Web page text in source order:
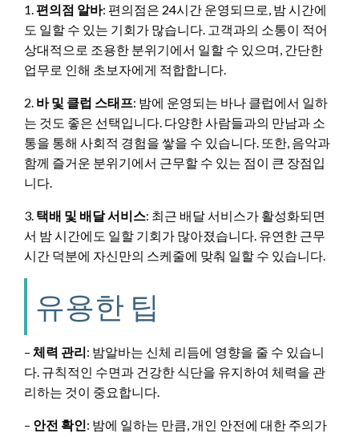
1. 편의점 알바: 편의점은 24시간 운영되므로, 밤 시간에
도 일할 수 있는 기회가 많습니다. 고객과의 소통이 적어
상대적으로 조용한 분위기에서 일할 수 있으며, 간단한
업무로 인해 초보자에게 적합합니다.
2. 바 및 클럽 스태프: 밤에 운영되는 바나 클럽에서 일하
는 것도 좋은 선택입니다. 다양한 사람들과의 만남과 소
통을 통해 사회적 경험을 쌓을 수 있습니다. 또한, 음악과
함께 즐거운 분위기에서 근무할 수 있는 점이 큰 장점입
니다.
3. 택배 및 배달 서비스: 최근 배달 서비스가 활성화되면
서 밤 시간에도 일할 기회가 많아졌습니다. 유연한 근무
시간 덕분에 자신만의 스케줄에 맞춰 일할 수 있습니다.
유용한 팁
– 체력 관리: 밤알바는 신체 리듬에 영향을 줄 수 있습니
다. 규칙적인 수면과 건강한 식단을 유지하여 체력을 관
리하는 것이 중요합니다.
– 안전 확인: 밤에 일하는 만큼, 개인 안전에 대한 주의가